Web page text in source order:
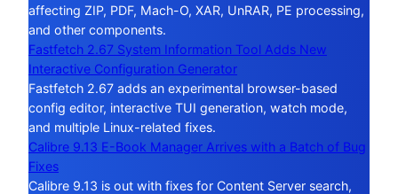
affecting ZIP, PDF, Mach-O, XAR, UnRAR, PE processing,
and other components.
Fastfetch 2.67 System Information Tool Adds New
Interactive Configuration Generator
Fastfetch 2.67 adds an experimental browser-based
config editor, interactive TUI generation, watch mode,
and multiple Linux-related fixes.
Calibre 9.13 E-Book Manager Arrives with a Batch of Bug
Fixes
Calibre 9.13 is out with fixes for Content Server search,